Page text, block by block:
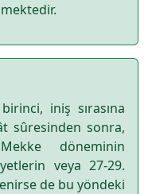
iniş sırasına
sûresinden sonra,
döneminin
veya 27-29.
de bu yöndeki